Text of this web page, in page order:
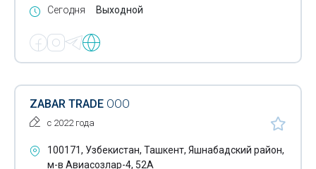
Матрасы
Медный профиль
Металлические клетки
Металлорукава
Москитные сетки
Сегодня Выходной
ZABAR TRADE ООО
с 2022 года
100171, Узбекистан, Ташкент, Яшнабадский район,
м-в Авиасозлар-4, 52А